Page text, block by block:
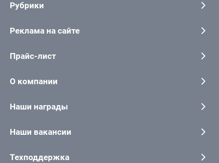
Рубрики
Реклама на сайте
Прайс-лист
О компании
Наши награды
Наши вакансии
Техподдержка